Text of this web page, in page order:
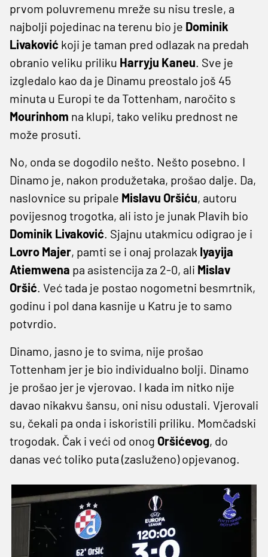
prvom poluvremenu mreže su nisu tresle, a
najbolji pojedinac na terenu bio je Dominik
Livaković koji je taman pred odlazak na predah
obranio veliku priliku Harryju Kaneu. Sve je
izgledalo kao da je Dinamu preostalo još 45
minuta u Europi te da Tottenham, naročito s
Mourinhom na klupi, tako veliku prednost ne
može prosuti.
No, onda se dogodilo nešto. Nešto posebno. I
Dinamo je, nakon produžetaka, prošao dalje. Da,
naslovnice su pripale Mislavu Oršiću, autoru
povijesnog trogotka, ali isto je junak Plavih bio
Dominik Livaković. Sjajnu utakmicu odigrao je i
Lovro Majer, pamti se i onaj prolazak Iyayija
Atiemwena pa asistencija za 2-0, ali Mislav
Oršić. Već tada je postao nogometni besmrtnik,
godinu i pol dana kasnije u Katru je to samo
potvrdio.
Dinamo, jasno je to svima, nije prošao
Tottenham jer je bio individualno bolji. Dinamo
je prošao jer je vjerovao. I kada im nitko nije
davao nikakvu šansu, oni nisu odustali. Vjerovali
su, čekali pa onda i iskoristili priliku. Momčadski
trogodak. Čak i veći od onog Oršićevog, do
danas već toliko puta (zasluženo) opjevanog.